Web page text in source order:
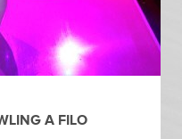
A FILO